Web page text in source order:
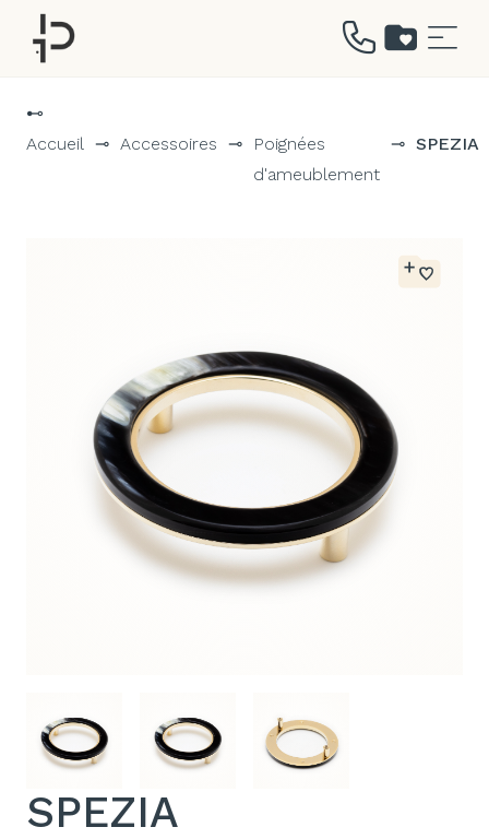
⊷
Accueil ⊸ Accessoires ⊸
Poignées
d'ameublement
⊸ SPEZIA
SPEZIA